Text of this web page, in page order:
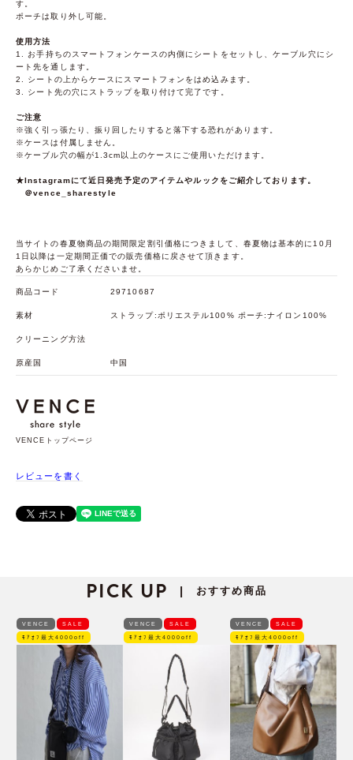
す。
ポーチは取り外し可能。
使用方法
1. お手持ちのスマートフォンケースの内側にシートをセットし、ケーブル穴にシ
ート先を通します。
2. シートの上からケースにスマートフォンをはめ込みます。
3. シート先の穴にストラップを取り付けて完了です。
ご注意
※強く引っ張たり、振り回したりすると落下する恐れがあります。
※ケースは付属しません。
※ケーブル穴の幅が1.3cm以上のケースにご使用いただけます。
★Instagramにて近日発売予定のアイテムやルックをご紹介しております。
＠vence_sharestyle
当サイトの春夏物商品の期間限定割引価格につきまして、春夏物は基本的に10月
1日以降は一定期間正価での販売価格に戻させて頂きます。
あらかじめご了承くださいませ。
商品コード 29710687
素材 ストラップ:ポリエステル100% ポーチ:ナイロン100%
クリーニング方法
原産国 中国
VENCEトップページ
レビューを書く
PICK UP | おすすめ商品
VENCE SALE
ﾓｱｵﾌ最大4000off
VENCE SALE
ﾓｱｵﾌ最大4000off
VENCE SALE
ﾓｱｵﾌ最大4000off